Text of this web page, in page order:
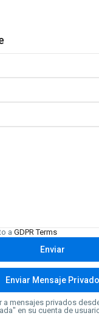
a GDPR Terms
a mensajes privados
en su cuenta de